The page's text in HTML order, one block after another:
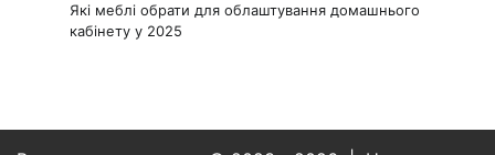
Які меблі обрати для облаштування домашнього
кабінету у 2025